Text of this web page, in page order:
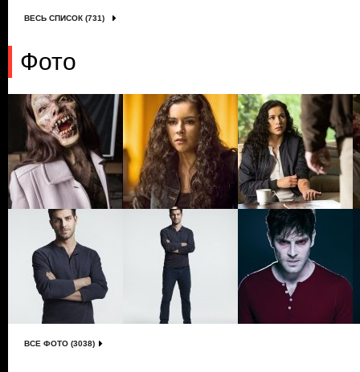
ВЕСЬ СПИСОК (731)
Фото
ВСЕ ФОТО (3038)